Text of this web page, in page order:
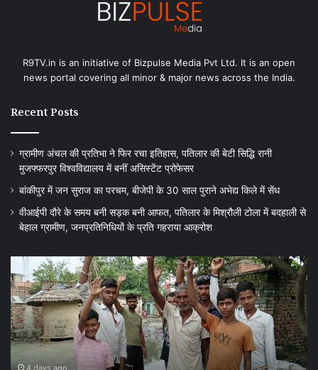
R9TV.in is an initiative of Bizpulse Media Pvt Ltd. It is an open
news portal covering all minor & major news across the India.
Recent Posts
ग्रामीण अंचल की प्रतिभा ने फिर रचा इतिहास, पतिलार की बेटी सिद्धि रानी
मुजफ्फरपुर विश्वविद्यालय में बनीं असिस्टेंट प्रोफेसर
बांकीपुर में जन सुराज का परचम, बीजेपी के 30 साल पुराने अभेद्य किले में सेंध
वीआईपी दौरे के समय बनी सड़क बनी आफत, पतिलार के मिश्रौली टोला में बदहाली से
बेहाल ग्रामीण, जनप्रतिनिधियों के प्रति गहराया आक्रोश
वीआईपी
दौरे
के
समय
बनी
सड़क
आफत,4 days ago